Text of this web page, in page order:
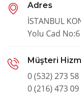
Adres
İSTANBUL
Yolu Cad
Müşteri
0 (532) 273
0 (216) 473 09